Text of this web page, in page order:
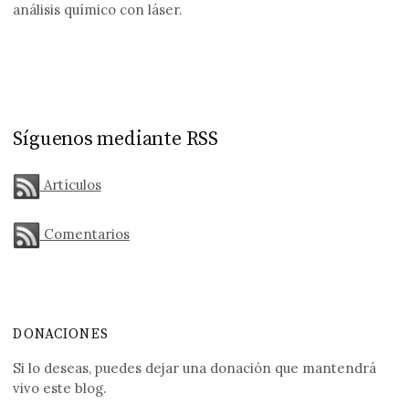
análisis químico con láser.
Síguenos mediante RSS
Artículos
Comentarios
DONACIONES
Si lo deseas, puedes dejar una donación que mantendrá
vivo este blog.